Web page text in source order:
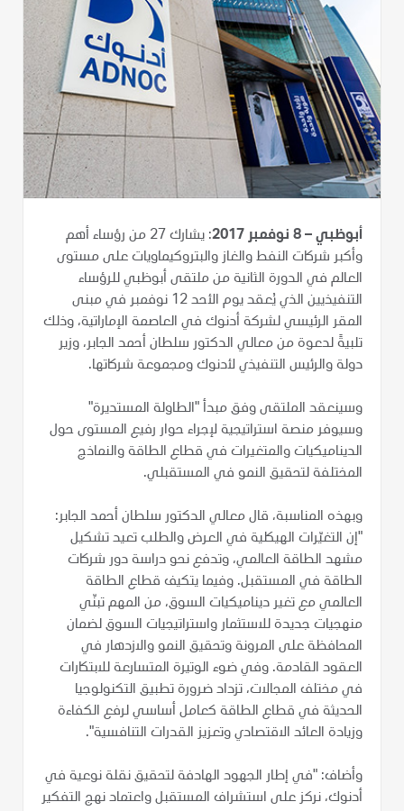
أبوظبي – 8 نوفمبر 2017
: يشارك 27 من رؤساء أهم
وأكبر شركات النفط والغاز والبتروكيماويات على مستوى
العالم في الدورة الثانية من ملتقى أبوظبي للرؤساء
التنفيذيين الذي يُعقد يوم الأحد 12 نوفمبر في مبنى
المقر الرئيسي لشركة أدنوك في العاصمة الإماراتية، وذلك
تلبيةً لدعوة من معالي الدكتور سلطان أحمد الجابر، وزير
دولة والرئيس التنفيذي لأدنوك ومجموعة شركاتها.
وسينعقد الملتقى وفق مبدأ "الطاولة المستديرة"
وسيوفر منصة استراتيجية لإجراء حوار رفيع المستوى حول
الديناميكيات والمتغيرات في قطاع الطاقة والنماذج
المختلفة لتحقيق النمو في المستقبلي.
وبهذه المناسبة، قال معالي الدكتور سلطان أحمد الجابر:
"إن التغيّرات الهيكلية في العرض والطلب تعيد تشكيل
مشهد الطاقة العالمي، وتدفع نحو دراسة دور شركات
الطاقة في المستقبل. وفيما يتكيف قطاع الطاقة
العالمي مع تغير ديناميكيات السوق، من المهم تبنّي
منهجيات جديدة للاستثمار واستراتيجيات السوق لضمان
المحافظة على المرونة وتحقيق النمو والازدهار في
العقود القادمة. وفي ضوء الوتيرة المتسارعة للابتكارات
في مختلف المجالات، تزداد ضرورة تطبيق التكنولوجيا
الحديثة في قطاع الطاقة كعامل أساسي لرفع الكفاءة
وزيادة العائد الاقتصادي وتعزيز القدرات التنافسية".
وأضاف: "في إطار الجهود الهادفة لتحقيق نقلة نوعية في
أدنوك، نركز على استشراف المستقبل واعتماد نهج التفكير